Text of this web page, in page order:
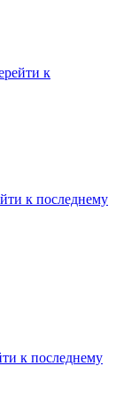
к
к последнему
к последнему